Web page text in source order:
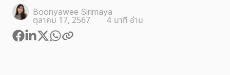
Boonyawee Sirimaya
ตุลาคม 17, 2567 4 นาที อ่าน